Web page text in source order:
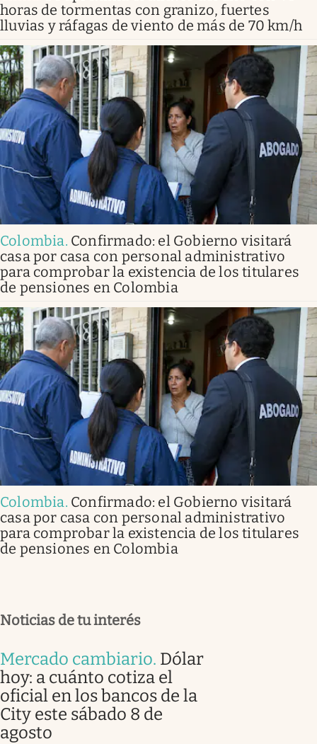
horas de tormentas con granizo, fuertes
lluvias y ráfagas de viento de más de 70 km/h
Colombia. Confirmado: el Gobierno visitará
casa por casa con personal administrativo
para comprobar la existencia de los titulares
de pensiones en Colombia
Colombia. Confirmado: el Gobierno visitará
casa por casa con personal administrativo
para comprobar la existencia de los titulares
de pensiones en Colombia
Noticias de tu interés
Mercado cambiario. Dólar
hoy: a cuánto cotiza el
oficial en los bancos de la
City este sábado 8 de
agosto